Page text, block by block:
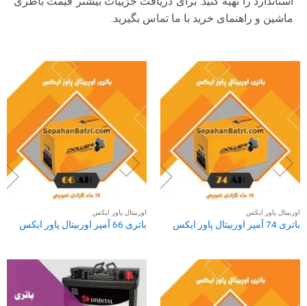
ماشین و راهنمای خرید با ما تماس بگیرید.
اوربیتال پاور ایکس
باتری 74 آمپر اوربیتال پاور ایکس
اوربیتال پاور ایکس
باتری 66 آمپر اوربیتال پاور ایکس